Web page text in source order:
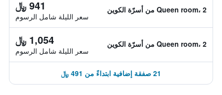
Queen room، 2 من أسرّة الكوين 941 ﷼
سعر الليلة شامل الرسوم
Queen room، 2 من أسرّة الكوين 1,054 ﷼
سعر الليلة شامل الرسوم
21 صفقة إضافية ابتداءً من 491 ﷼